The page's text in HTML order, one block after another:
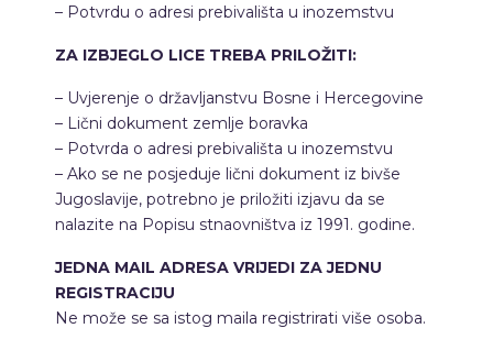
– Potvrdu o adresi prebivališta u inozemstvu
ZA IZBJEGLO LICE TREBA PRILOŽITI:
– Uvjerenje o državljanstvu Bosne i Hercegovine
– Lični dokument zemlje boravka
– Potvrda o adresi prebivališta u inozemstvu
– Ako se ne posjeduje lični dokument iz bivše
Jugoslavije, potrebno je priložiti izjavu da se
nalazite na Popisu stnaovništva iz 1991. godine.
JEDNA MAIL ADRESA VRIJEDI ZA JEDNU
REGISTRACIJU
Ne može se sa istog maila registrirati više osoba.